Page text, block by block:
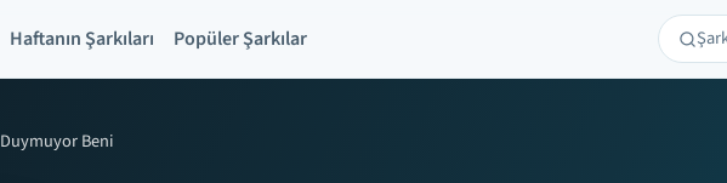
Haftanın Şarkıları Popüler Şarkılar Ara
Duymuyor Beni